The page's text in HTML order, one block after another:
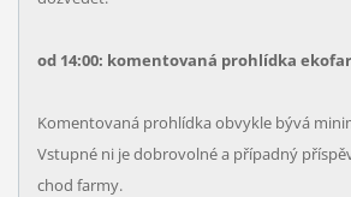
od 14:00: komentovaná prohlídka
Komentovaná prohlídka obvykle bývá
Vstupné ni je dobrovolné a případný
chod farmy.